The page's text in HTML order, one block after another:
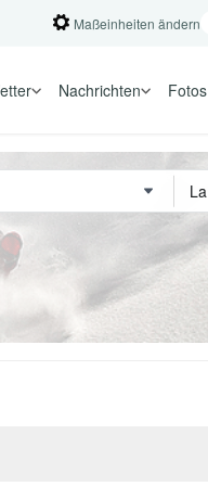
Maßeinheiten ändern
Nachrichten Fotos